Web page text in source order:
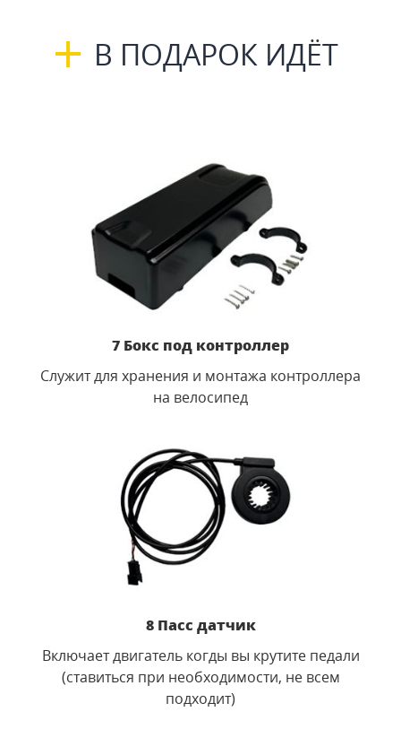
+ В ПОДАРОК ИДЁТ
7 Бокс под контроллер
Служит для хранения и монтажа контроллера
на велосипед
8 Пасс датчик
Включает двигатель когды вы крутите педали
(ставиться при необходимости, не всем
подходит)